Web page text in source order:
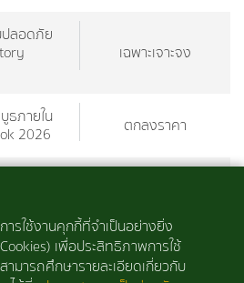
ปลอดภัย
เฉพาะเจาะจง
ธภายใน
2026
ตกลงราคา
4 5 6 7
8
ารใช้งานคุกกี้ที่จำเป็นอย่างยิ่ง
เพื่อประสิทธิภาพการใช้
มารถศึกษารายละเอียดเกี่ยวกับ